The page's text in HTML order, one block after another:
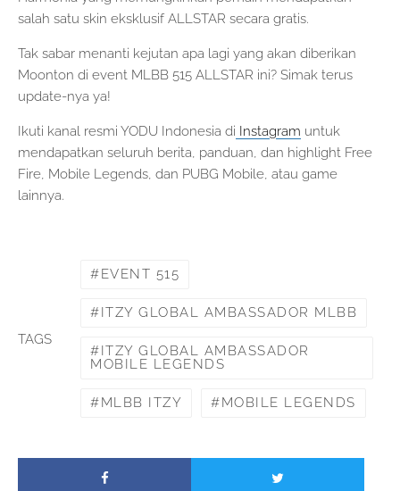
salah satu skin eksklusif ALLSTAR secara gratis.
Tak sabar menanti kejutan apa lagi yang akan diberikan
Moonton di event MLBB 515 ALLSTAR ini? Simak terus
update-nya ya!
Ikuti kanal resmi YODU Indonesia di Instagram untuk
mendapatkan seluruh berita, panduan, dan highlight Free
Fire, Mobile Legends, dan PUBG Mobile, atau game
lainnya.
TAGS
EVENT 515
ITZY GLOBAL AMBASSADOR MLBB
ITZY GLOBAL AMBASSADOR
MOBILE LEGENDS
MLBB ITZY MOBILE LEGENDS